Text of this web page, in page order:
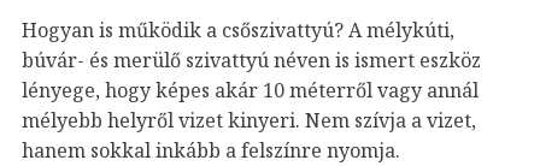
Hogyan is működik a csőszivattyú? A mélykúti,
búvár- és merülő szivattyú néven is ismert eszköz
lényege, hogy képes akár 10 méterről vagy annál
mélyebb helyről vizet kinyeri. Nem szívja a vizet,
hanem sokkal inkább a felszínre nyomja.